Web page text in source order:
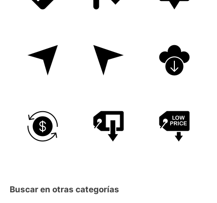
Buscar en otras categorías